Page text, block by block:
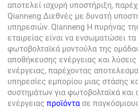
αποτελεί ισχυρή υποστήριξη,
Qianneng Διεθνές με δυνατή
υπηρεσιών. Qianneng Η πυρήνας
εταιρείας είναι να ενσωματώσει
φωτοβολταϊκά μοντούλα της
αποθήκευσης ενέργειας και
ενέργειας, παρέχοντας
υπηρεσίες εμπορίου μιας στάσης
συστημάτων για φωτοβολταϊκά και
ενέργειας προϊόντα σε